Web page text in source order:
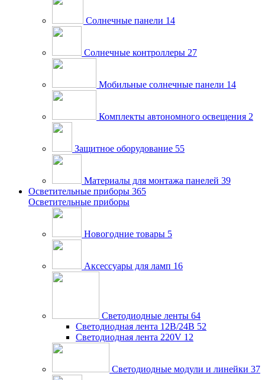
Солнечные панели 14
Солнечные контроллеры 27
Мобильные солнечные панели 14
Комплекты автономного освещения 2
Защитное оборудование 55
Материалы для монтажа панелей 39
Осветительные приборы 365
Осветительные приборы
Новогодние товары 5
Аксессуары для ламп 16
Светодиодные ленты 64
Светодиодная лента 12В/24В 52
Светодиодная лента 220V 12
Светодиодные модули и линейки 37